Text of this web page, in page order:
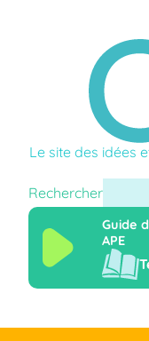
Le site des idées
Rechercher
Guide
APE